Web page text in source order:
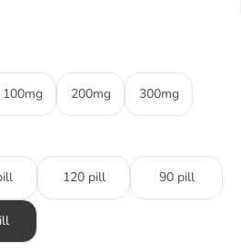
100mg 200mg 300mg
120 pill 90 pill